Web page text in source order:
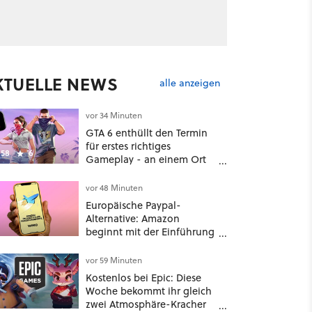
NEWS alle anzeigen
6
vor 34 Minuten
GTA 6 enthüllt den Termin
für erstes richtiges
Gameplay - an einem Ort
gerechnet hatte
vor 48 Minuten
Europäische Paypal-
Alternative: Amazon
beginnt mit der Einführung
vor 59 Minuten
Kostenlos bei Epic: Diese
Woche bekommt ihr gleich
zwei Atmosphäre-Kracher